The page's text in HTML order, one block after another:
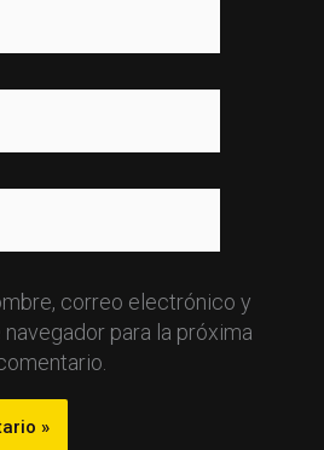
correo electrónico y
para la próxima